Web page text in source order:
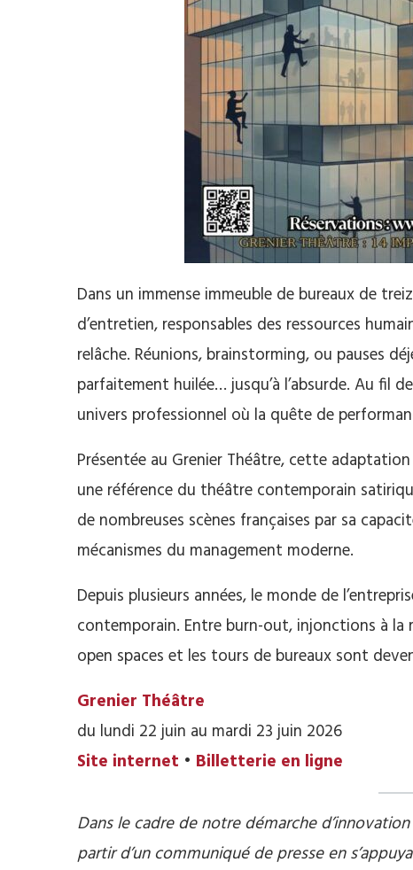
Dans un immense immeuble de bureaux de
d’entretien, responsables des ressources
relâche. Réunions, brainstorming, ou pauses
parfaitement huilée… jusqu’à l’absurde. Au fil
univers professionnel où la quête de
Présentée au Grenier Théâtre, cette
une référence du théâtre contemporain
de nombreuses scènes françaises par sa
mécanismes du management moderne.
Depuis plusieurs années, le monde de
contemporain. Entre burn-out, injonctions à la
open spaces et les tours de bureaux sont
Grenier Théâtre
du lundi 22 juin au mardi 23 juin 2026
Site internet • Billetterie en ligne
Dans le cadre de notre démarche
partir d’un communiqué de presse en